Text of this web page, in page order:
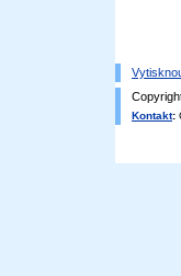
Kontakt: